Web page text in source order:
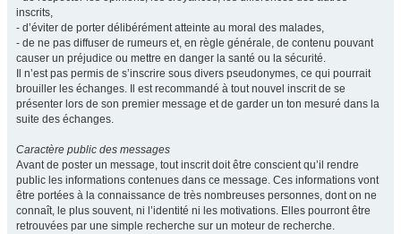
inscrits,
- d’éviter de porter délibérément atteinte au moral des malades,
- de ne pas diffuser de rumeurs et, en règle générale, de contenu pouvant
causer un préjudice ou mettre en danger la santé ou la sécurité.
Il n’est pas permis de s’inscrire sous divers pseudonymes, ce qui pourrait
brouiller les échanges. Il est recommandé à tout nouvel inscrit de se
présenter lors de son premier message et de garder un ton mesuré dans la
suite des échanges.
Caractère public des messages
Avant de poster un message, tout inscrit doit être conscient qu’il rendre
public les informations contenues dans ce message. Ces informations vont
être portées à la connaissance de très nombreuses personnes, dont on ne
connaît, le plus souvent, ni l’identité ni les motivations. Elles pourront être
retrouvées par une simple recherche sur un moteur de recherche.